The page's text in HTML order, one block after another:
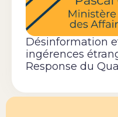
Désinformation
ingérences
Response du